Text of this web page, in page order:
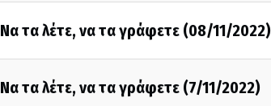
Να τα λέτε, να τα γράφετε (08/11/2022)
Να τα λέτε, να τα γράφετε (7/11/2022)